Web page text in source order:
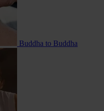
Buddha to Buddha